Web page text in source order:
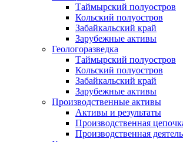
Таймырский полуостров
Кольский полуостров
Забайкальский край
Зарубежные активы
Геологоразведка
Таймырский полуостров
Кольский полуостров
Забайкальский край
Зарубежные активы
Производственные активы
Активы и результаты
Производственная
Производственная